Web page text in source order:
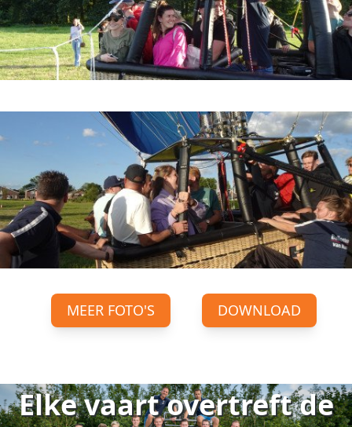
MEER FOTO'S DOWNLOAD
Elke vaart overtreft de